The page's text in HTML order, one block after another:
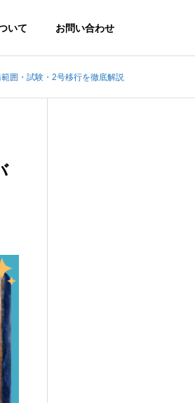
いて お問い合わせ
囲・試験・2号移行を徹底解説